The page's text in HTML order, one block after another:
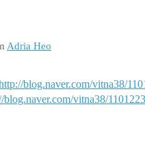
Adria Heo
blog.naver.com/vitna38/
blog.naver.com/vitna38/